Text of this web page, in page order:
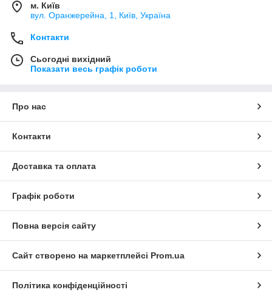
м. Київ
вул. Оранжерейна, 1, Київ, Україна
Контакти
Сьогодні вихідний
Показати весь графік роботи
Про нас
Контакти
Доставка та оплата
Графік роботи
Повна версія сайту
Сайт створено на маркетплейсі Prom.ua
Політика конфіденційності